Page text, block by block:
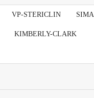
VP-STERICLIN
KIMBERLY-CLARK